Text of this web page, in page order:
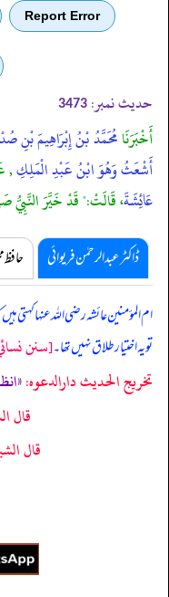
Report Error
حدیث نمبر: 3473
أَخْبَرَنَامُحَمَّدُ بْنُ إِبْرَاهِيمَ بْنِ
أَشْعَثُ وَهُوَ ابْنُ عَبْدِ الْمَلِكِ,
عَائِشَةَ، قَالَتْ:" قَدْ خَيَّرَ النَّبِيُّ
ڈاکٹر عبدالرحمٰن فریوائی حافظ
ام المؤمنین عائشہ رضی الله عنہا کہتی
تو یہ اختیار طلاق نہیں تھا۔[سنن
تخریج الحدیث دارالدعوہ:
قال
قال